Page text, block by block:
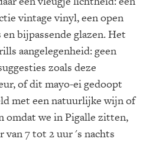
vintage vinyl, een open
bijpassende glazen. Het
aangelegenheid: geen
zoals deze
of dit mayo-ei gedoopt
met een natuurlijke wijn of
omdat we in Pigalle zitten,
7 tot 2 uur 's nachts